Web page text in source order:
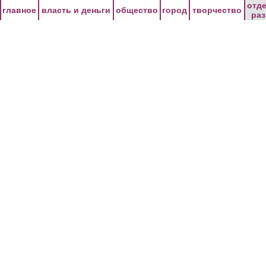
главное власть и деньги общество город творчество